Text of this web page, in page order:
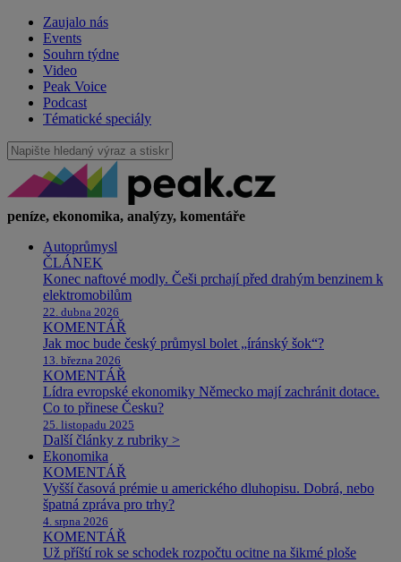
Zaujalo nás
Events
Souhrn týdne
Video
Peak Voice
Podcast
Tématické speciály
peníze, ekonomika, analýzy, komentáře
Autoprůmysl
ČLÁNEK
Konec naftové modly. Češi prchají před drahým benzinem k
elektromobilům
22. dubna 2026
KOMENTÁŘ
Jak moc bude český průmysl bolet „íránský šok“?
13. března 2026
KOMENTÁŘ
Lídra evropské ekonomiky Německo mají zachránit dotace.
Co to přinese Česku?
25. listopadu 2025
Další články z rubriky >
Ekonomika
KOMENTÁŘ
Vyšší časová prémie u amerického dluhopisu. Dobrá, nebo
špatná zpráva pro trhy?
4. srpna 2026
KOMENTÁŘ
Už příští rok se schodek rozpočtu ocitne na šikmé ploše